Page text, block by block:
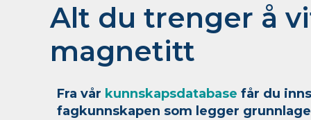
Alt du trenger å
magnetitt
Fra vår kunnskapsdatabase får du
fagkunnskapen som legger